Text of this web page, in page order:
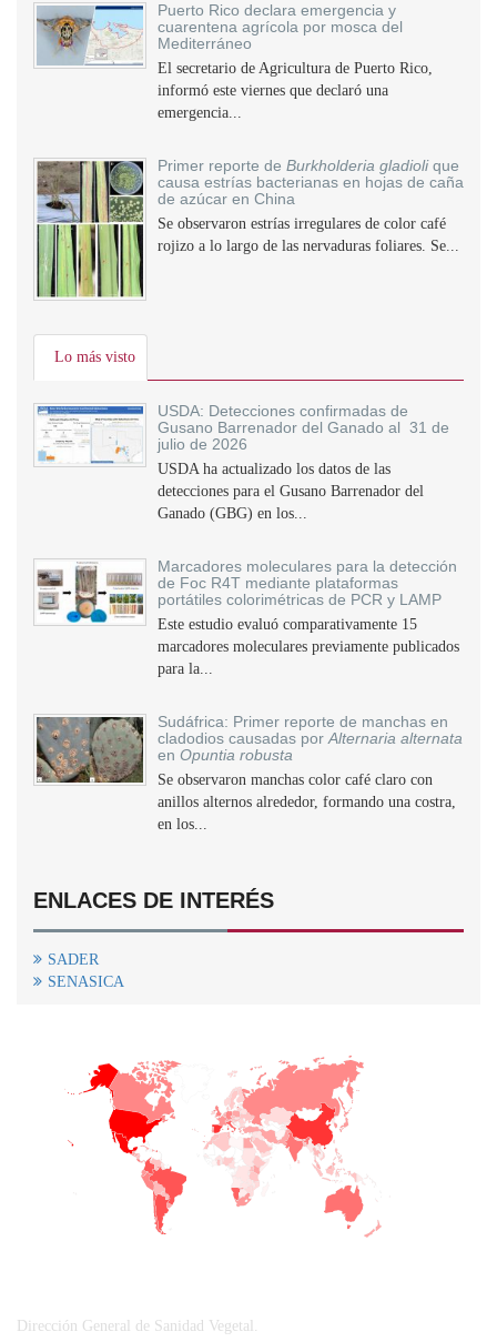
Puerto Rico declara emergencia y
cuarentena agrícola por mosca del
Mediterráneo
El secretario de Agricultura de Puerto Rico,
informó este viernes que declaró una
emergencia...
Primer reporte de Burkholderia gladiolique
causa estrías bacterianas en hojas de caña
de azúcar en China
Se observaron estrías irregulares de color café
rojizo a lo largo de las nervaduras foliares. Se...
Lo más visto
USDA: Detecciones confirmadas de
Gusano Barrenador del Ganado al 31 de
julio de 2026
USDA ha actualizado los datos de las
detecciones para el Gusano Barrenador del
Ganado (GBG) en los...
Marcadores moleculares para la detección
de Foc R4T mediante plataformas
portátiles colorimétricas de PCR y LAMP
Este estudio evaluó comparativamente 15
marcadores moleculares previamente publicados
para la...
Sudáfrica: Primer reporte de manchas en
cladodios causadas por Alternaria alternata
en Opuntia robusta
Se observaron manchas color café claro con
anillos alternos alrededor, formando una costra,
en los...
ENLACES DE INTERÉS
SADER
SENASICA
Dirección General de Sanidad Vegetal.